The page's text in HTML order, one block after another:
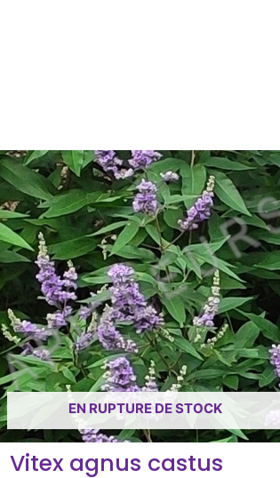
EN RUPTURE DE STOCK
Vitex agnus castus